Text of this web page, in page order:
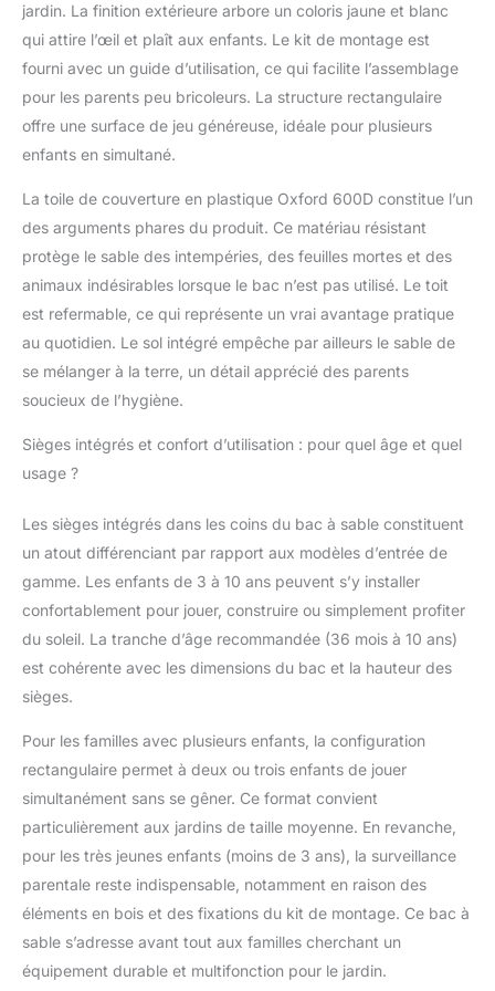
de protection contre
les UV, toile de fond
épaisse en non-tissé
contre les mauvaises
herbes (80 gr/m²) + 8
fixations, visserie
OXFORD 600D avec
revêtement PU
ouvertures d'aération
et cordon de serrage
PRATIQUE : couverture
incluse pour protéger
de la pluie, de la neige,
de la saleté, de la
toit pivotant et
contre le soleil,
dimensions intérieures
95 x 95 x 19 cm (l x p x
h) = env. 150-170 litres
ou 175-225 kg pour
remplir de sable, bancs
pour s'asseoir
blanches et jaunes de
la bâche de toit (pas
d'aspect "film
plastique" fin et
inesthétique), aspect
bois naturel et noble
(n'hésite pas à peindre
le bois selon tes
souhaits de couleur),
dispositif d'arrêt blanc
et rond du toit du bac à
jardin. La finition extérieure arbore un coloris jaune et blanc
qui attire l’œil et plaît aux enfants. Le kit de montage est
fourni avec un guide d’utilisation, ce qui facilite l’assemblage
pour les parents peu bricoleurs. La structure rectangulaire
offre une surface de jeu généreuse, idéale pour plusieurs
enfants en simultané.
La toile de couverture en plastique Oxford 600D constitue l’un
des arguments phares du produit. Ce matériau résistant
protège le sable des intempéries, des feuilles mortes et des
animaux indésirables lorsque le bac n’est pas utilisé. Le toit
est refermable, ce qui représente un vrai avantage pratique
au quotidien. Le sol intégré empêche par ailleurs le sable de
se mélanger à la terre, un détail apprécié des parents
soucieux de l’hygiène.
Sièges intégrés et confort d’utilisation : pour quel âge et quel
usage ?
Les sièges intégrés dans les coins du bac à sable constituent
un atout différenciant par rapport aux modèles d’entrée de
gamme. Les enfants de 3 à 10 ans peuvent s’y installer
confortablement pour jouer, construire ou simplement profiter
du soleil. La tranche d’âge recommandée (36 mois à 10 ans)
est cohérente avec les dimensions du bac et la hauteur des
sièges.
Pour les familles avec plusieurs enfants, la configuration
rectangulaire permet à deux ou trois enfants de jouer
simultanément sans se gêner. Ce format convient
particulièrement aux jardins de taille moyenne. En revanche,
pour les très jeunes enfants (moins de 3 ans), la surveillance
parentale reste indispensable, notamment en raison des
éléments en bois et des fixations du kit de montage. Ce bac à
sable s’adresse avant tout aux familles cherchant un
équipement durable et multifonction pour le jardin.